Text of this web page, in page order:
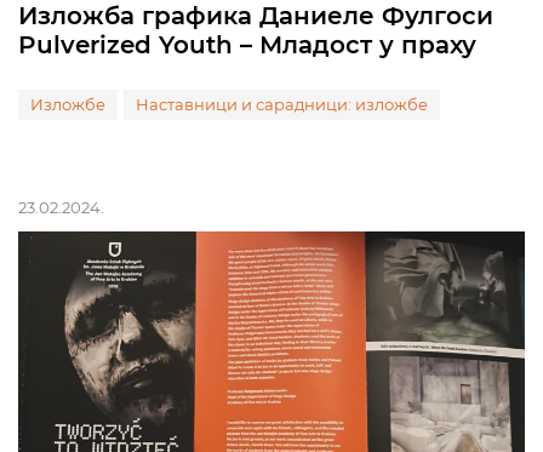
Изложба графика Даниеле Фулгоси
Pulverized Youth – Младост у праху
Изложбе Наставници и сарадници: изложбе
23.02.2024.